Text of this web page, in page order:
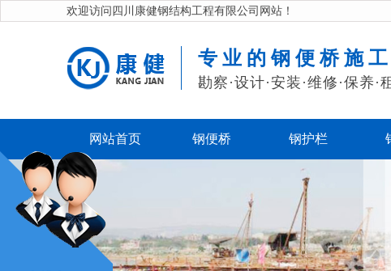
欢迎访问四川康健钢结构工程有限公司网站！
专业的钢便桥施
勘察·设计·安装·维修·保养·
网站首页 钢便桥 钢护栏